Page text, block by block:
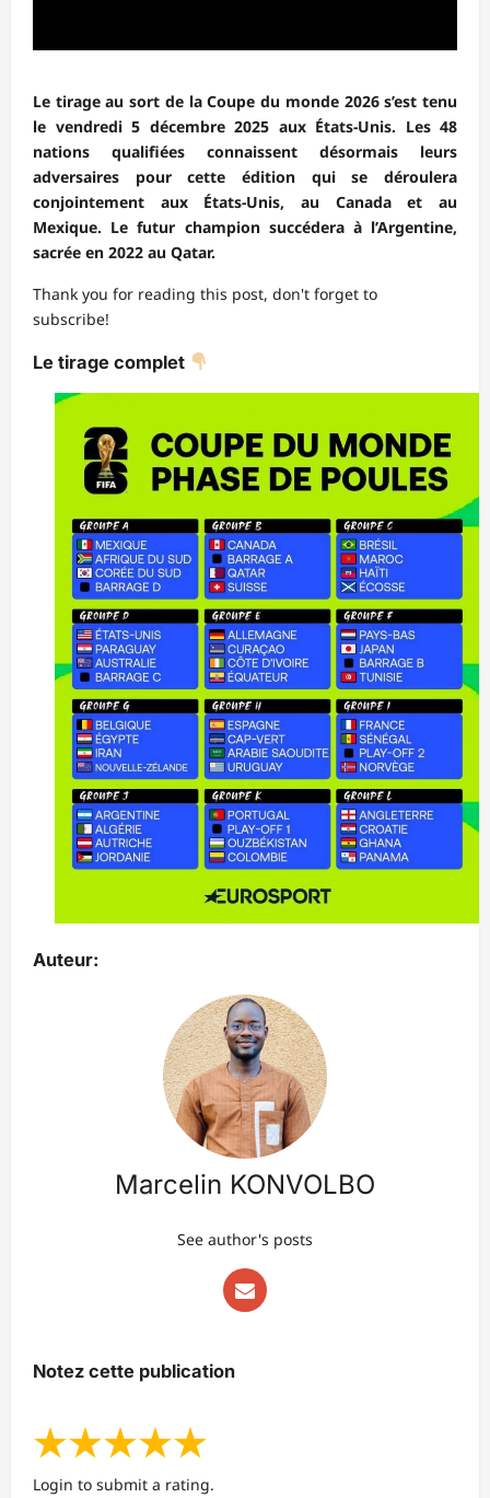
Le tirage au sort de la Coupe du monde 2026 s’est tenu
le vendredi 5 décembre 2025 aux États-Unis. Les 48
nations qualifiées connaissent désormais leurs
adversaires pour cette édition qui se déroulera
conjointement aux États-Unis, au Canada et au
Mexique. Le futur champion succédera à l’Argentine,
sacrée en 2022 au Qatar.
Thank you for reading this post, don't forget to
subscribe!
Le tirage complet
Auteur:
Marcelin KONVOLBO
See author's posts
Notez cette publication
★★★★★
Login to submit a rating.